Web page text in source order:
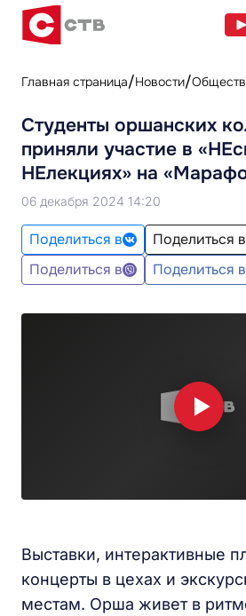
Главная страница Новости
Студенты оршанских
приняли участие в
НЕлекциях» на
06 декабря 2024 14:20
Поделиться в
Поделиться в
Поделиться в
Поделиться в
Выставки, интерактивные
концерты в цехах и
местам. Орша живет в